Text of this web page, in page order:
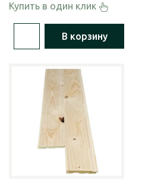
Купить в один клик
В корзину